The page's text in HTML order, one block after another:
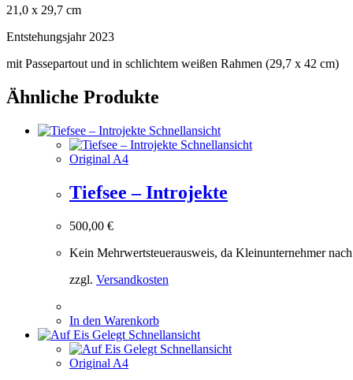
21,0 x 29,7 cm
Entstehungsjahr 2023
mit Passepartout und in schlichtem weißen Rahmen (29,7 x 42 cm)
Ähnliche Produkte
Schnellansicht
Schnellansicht
Original A4
Tiefsee – Introjekte
500,00 €
Kein Mehrwertsteuerausweis, da Kleinunternehmer
zzgl. Versandkosten
In den Warenkorb
Schnellansicht
Schnellansicht
Original A4